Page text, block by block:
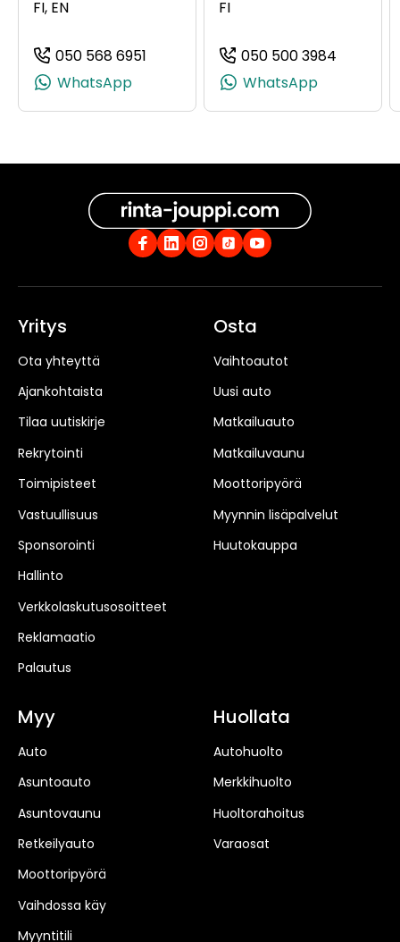
FI, EN
050 568 6951
(+358505686951, 0505686951,
WhatsApp
FI
050 500 3984
WhatsApp
Yritys
Ota yhteyttä
Ajankohtaista
Tilaa uutiskirje
Rekrytointi
Toimipisteet
Vastuullisuus
Sponsorointi
Hallinto
Verkkolaskutusosoitteet
Reklamaatio
Palautus
Osta
Vaihtoautot
Uusi auto
Matkailuauto
Matkailuvaunu
Moottoripyörä
Myynnin lisäpalvelut
Huutokauppa
Myy
Auto
Asuntoauto
Asuntovaunu
Retkeilyauto
Moottoripyörä
Vaihdossa käy
Myyntitili
Huollata
Autohuolto
Merkkihuolto
Huoltorahoitus
Varaosat